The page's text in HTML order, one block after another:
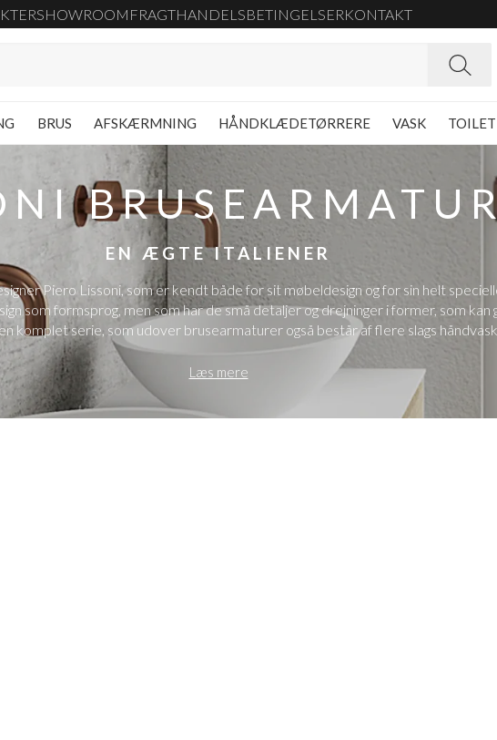
SHOWROOM FRAGTHANDELSBETINGELSERKONTAKT
BRUS AFSKÆRMNING HÅNDKLÆDETØRRERE VASK TOILET
EN ÆGTE ITALIENER
Piero Lissoni, som er kendt både for sit møbeldesign og for sin helt
som formsprog, men som har de små detaljer og drejninger i former, som
komplet serie, som udover brusearmaturer også består af flere slags
Læs mere